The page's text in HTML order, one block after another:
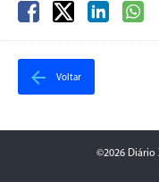
Voltar
©2026 Diário